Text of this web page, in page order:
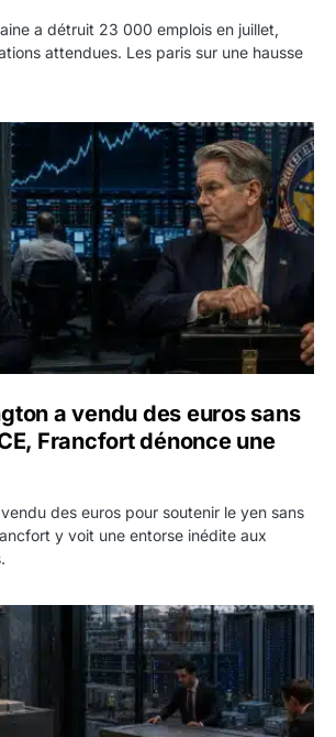
a détruit 23 000 emplois en juillet,
attendues. Les paris sur une hausse
a vendu des euros sans prévenir la
a vendu des euros sans
Francfort dénonce une
des euros pour soutenir le yen sans
y voit une entorse inédite aux
le transfert de 11 milliards de